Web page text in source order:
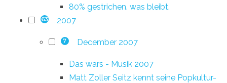
80% gestrichen. was bleibt.
63 2007
7 December 2007
Das wars - Musik 2007
Matt Zoller Seitz kennt seine Popkultur-